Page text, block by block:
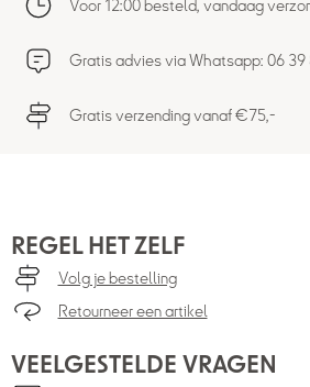
Voor 12:00 besteld, vandaag
Gratis advies via Whatsapp: 06 39
Gratis verzending vanaf €75,-
REGEL HET ZELF
Volg je bestelling
Retourneer een artikel
VEELGESTELDE VRAGEN